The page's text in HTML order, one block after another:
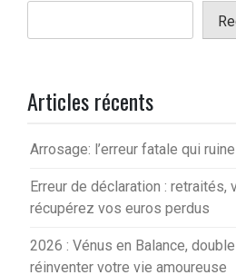
Articles récents
Arrosage: l’erreur fatale qui
Erreur de déclaration : retraités,
récupérez vos euros perdus
2026 : Vénus en Balance,
réinventer votre vie amoureuse